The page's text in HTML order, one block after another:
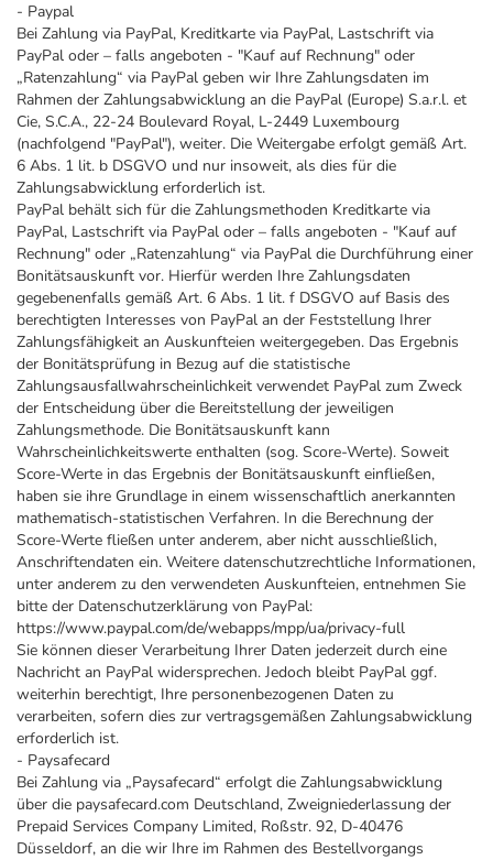
- Paypal
Bei Zahlung via PayPal, Kreditkarte via PayPal, Lastschrift via
PayPal oder – falls angeboten - "Kauf auf Rechnung" oder
„Ratenzahlung“ via PayPal geben wir Ihre Zahlungsdaten im
Rahmen der Zahlungsabwicklung an die PayPal (Europe) S.a.r.l. et
Cie, S.C.A., 22-24 Boulevard Royal, L-2449 Luxembourg
(nachfolgend "PayPal"), weiter. Die Weitergabe erfolgt gemäß Art.
6 Abs. 1 lit. b DSGVO und nur insoweit, als dies für die
Zahlungsabwicklung erforderlich ist.
PayPal behält sich für die Zahlungsmethoden Kreditkarte via
PayPal, Lastschrift via PayPal oder – falls angeboten - "Kauf auf
Rechnung" oder „Ratenzahlung“ via PayPal die Durchführung einer
Bonitätsauskunft vor. Hierfür werden Ihre Zahlungsdaten
gegebenenfalls gemäß Art. 6 Abs. 1 lit. f DSGVO auf Basis des
berechtigten Interesses von PayPal an der Feststellung Ihrer
Zahlungsfähigkeit an Auskunfteien weitergegeben. Das Ergebnis
der Bonitätsprüfung in Bezug auf die statistische
Zahlungsausfallwahrscheinlichkeit verwendet PayPal zum Zweck
der Entscheidung über die Bereitstellung der jeweiligen
Zahlungsmethode. Die Bonitätsauskunft kann
Wahrscheinlichkeitswerte enthalten (sog. Score-Werte). Soweit
Score-Werte in das Ergebnis der Bonitätsauskunft einfließen,
haben sie ihre Grundlage in einem wissenschaftlich anerkannten
mathematisch-statistischen Verfahren. In die Berechnung der
Score-Werte fließen unter anderem, aber nicht ausschließlich,
Anschriftendaten ein. Weitere datenschutzrechtliche Informationen,
unter anderem zu den verwendeten Auskunfteien, entnehmen Sie
bitte der Datenschutzerklärung von PayPal:
https://www.paypal.com/de/webapps/mpp/ua/privacy-full
Sie können dieser Verarbeitung Ihrer Daten jederzeit durch eine
Nachricht an PayPal widersprechen. Jedoch bleibt PayPal ggf.
weiterhin berechtigt, Ihre personenbezogenen Daten zu
verarbeiten, sofern dies zur vertragsgemäßen Zahlungsabwicklung
erforderlich ist.
- Paysafecard
Bei Zahlung via „Paysafecard“ erfolgt die Zahlungsabwicklung
über die paysafecard.com Deutschland, Zweigniederlassung der
Prepaid Services Company Limited, Roßstr. 92, D-40476
Düsseldorf, an die wir Ihre im Rahmen des Bestellvorgangs